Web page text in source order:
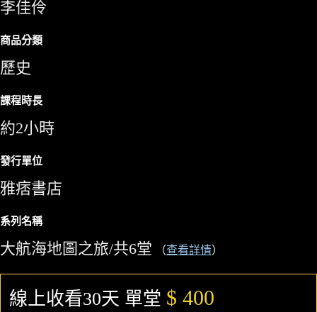
李佳伶
商品分類
歷史
課程時長
約2小時
發行單位
雅痞書店
系列名稱
大航海地圖之旅/共6堂 （查看詳情）
線上收看30天 單堂 $ 400